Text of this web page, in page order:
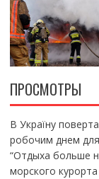
ПРОСМОТРЫ
В Україну
робочим днем для
“Отдыха больше
морского курорта